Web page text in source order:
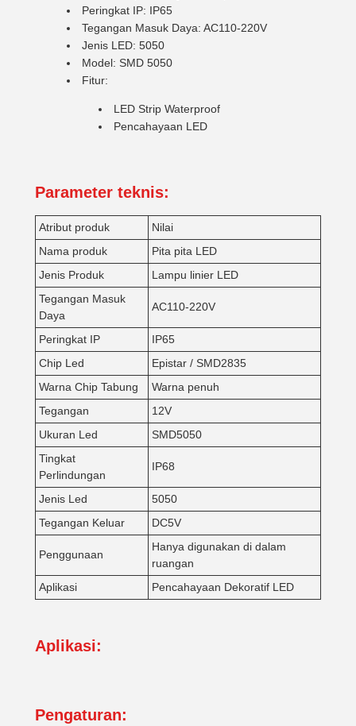
Peringkat IP: IP65
Tegangan Masuk Daya: AC110-220V
Jenis LED: 5050
Model: SMD 5050
Fitur:
LED Strip Waterproof
Pencahayaan LED
Parameter teknis:
Atribut produk
Nilai
Nama produk
Pita pita LED
Jenis Produk
Lampu linier LED
Tegangan Masuk
Daya
AC110-220V
Peringkat IP
IP65
Chip Led
Epistar / SMD2835
Warna Chip Tabung
Warna penuh
Tegangan
12V
Ukuran Led
SMD5050
Tingkat
Perlindungan
IP68
Jenis Led
5050
Tegangan Keluar
DC5V
Penggunaan
Hanya digunakan di dalam
ruangan
Aplikasi
Pencahayaan Dekoratif LED
Aplikasi:
Pengaturan: